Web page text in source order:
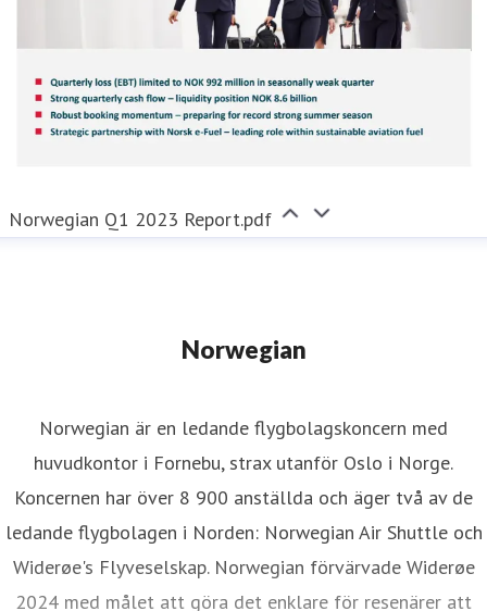
Norwegian Q1 2023 Report.pdf
Norwegian
Norwegian är en ledande flygbolagskoncern med
huvudkontor i Fornebu, strax utanför Oslo i Norge.
Koncernen har över 8 900 anställda och äger två av de
ledande flygbolagen i Norden: Norwegian Air Shuttle och
Widerøe's Flyveselskap. Norwegian förvärvade Widerøe
2024 med målet att göra det enklare för resenärer att